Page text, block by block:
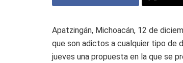
Apatzingán, Michoacán, 12 de
que son adictos a cualquier tipo de
jueves una propuesta en la que se